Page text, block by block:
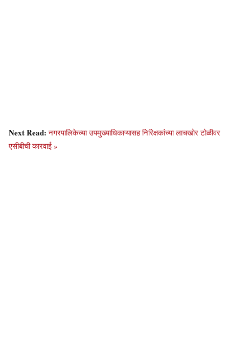
Next Read:नगरपालिकेच्या उपमुख्याधिकाऱ्यासह निरिक्षकांच्या लाचखोर टोळीवर
एसीबीची कारवाई »